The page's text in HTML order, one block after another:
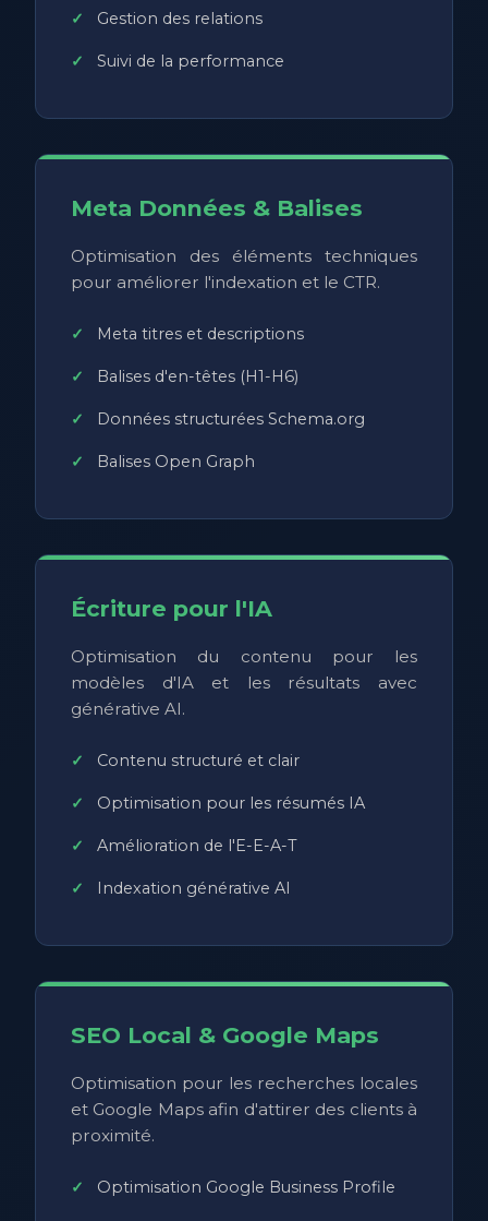
Gestion des relations
Suivi de la performance
Meta Données & Balises
Optimisation des éléments techniques
pour améliorer l'indexation et le CTR.
Meta titres et descriptions
Balises d'en-têtes (H1-H6)
Données structurées Schema.org
Balises Open Graph
Écriture pour l'IA
Optimisation du contenu pour les
modèles d'IA et les résultats avec
générative AI.
Contenu structuré et clair
Optimisation pour les résumés IA
Amélioration de l'E-E-A-T
Indexation générative AI
SEO Local & Google Maps
Optimisation pour les recherches locales
et Google Maps afin d'attirer des clients à
proximité.
Optimisation Google Business Profile